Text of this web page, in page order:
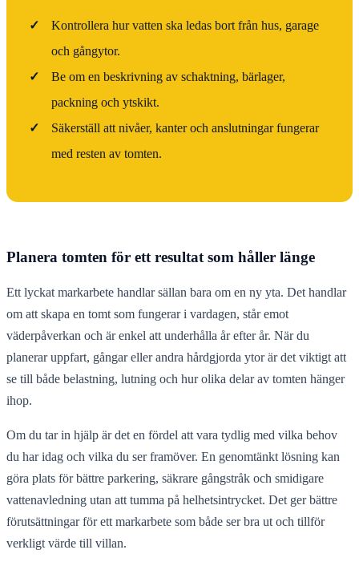
✓
Kontrollera hur vatten ska ledas bort från hus, garage
och gångytor.
✓
Be om en beskrivning av schaktning, bärlager,
packning och ytskikt.
✓
Säkerställ att nivåer, kanter och anslutningar fungerar
med resten av tomten.
Planera tomten för ett resultat som håller länge
Ett lyckat markarbete handlar sällan bara om en ny yta. Det handlar
om att skapa en tomt som fungerar i vardagen, står emot
väderpåverkan och är enkel att underhålla år efter år. När du
planerar uppfart, gångar eller andra hårdgjorda ytor är det viktigt att
se till både belastning, lutning och hur olika delar av tomten hänger
ihop.
Om du tar in hjälp är det en fördel att vara tydlig med vilka behov
du har idag och vilka du ser framöver. En genomtänkt lösning kan
göra plats för bättre parkering, säkrare gångstråk och smidigare
vattenavledning utan att tumma på helhetsintrycket. Det ger bättre
förutsättningar för ett markarbete som både ser bra ut och tillför
verkligt värde till villan.